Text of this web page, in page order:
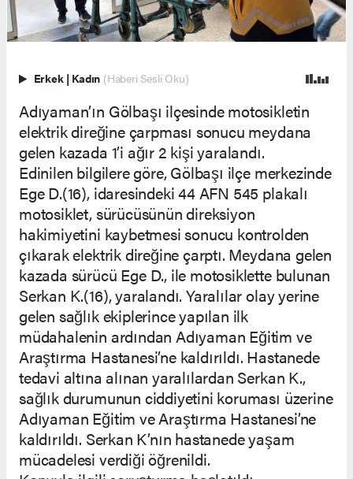
Erkek | Kadın (Haberi Sesli Oku)
Adıyaman’ın Gölbaşı ilçesinde motosikletin
elektrik direğine çarpması sonucu meydana
gelen kazada 1’i ağır 2 kişi yaralandı.
Edinilen bilgilere göre, Gölbaşı ilçe merkezinde
Ege D.(16), idaresindeki 44 AFN 545 plakalı
motosiklet, sürücüsünün direksiyon
hakimiyetini kaybetmesi sonucu kontrolden
çıkarak elektrik direğine çarptı. Meydana gelen
kazada sürücü Ege D., ile motosiklette bulunan
Serkan K.(16), yaralandı. Yaralılar olay yerine
gelen sağlık ekiplerince yapılan ilk
müdahalenin ardından Adıyaman Eğitim ve
Araştırma Hastanesi’ne kaldırıldı. Hastanede
tedavi altına alınan yaralılardan Serkan K.,
sağlık durumunun ciddiyetini koruması üzerine
Adıyaman Eğitim ve Araştırma Hastanesi’ne
kaldırıldı. Serkan K’nın hastanede yaşam
mücadelesi verdiği öğrenildi.